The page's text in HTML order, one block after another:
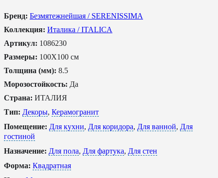
Бренд: Безмятежнейшая / SERENISSIMA
Коллекция: Италика / ITALICA
Артикул: 1086230
Размеры: 100X100 см
Толщина (мм): 8.5
Морозостойкость: Да
Страна: ИТАЛИЯ
Тип: Декоры, Керамогранит
Помещение: Для кухни, Для коридора, Для ванной, Для
гостиной
Назначение: Для пола, Для фартука, Для стен
Форма: Квадратная